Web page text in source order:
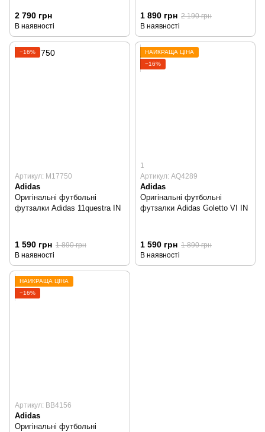
2 790 грн
В наявності
1 890 грн 2 190 грн
В наявності
−16%
Артикул: M17750
Adidas
Оригінальні футбольні
футзалки Adidas 11questra IN
1 590 грн 1 890 грн
В наявності
НАЙКРАЩА ЦІНА
−16%
1
Артикул: AQ4289
Adidas
Оригінальні футбольні
футзалки Adidas Goletto VI IN
1 590 грн 1 890 грн
В наявності
НАЙКРАЩА ЦІНА
−16%
Артикул: BB4156
Adidas
Оригінальні футбольні